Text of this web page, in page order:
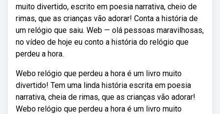
muito divertido, escrito em poesia narrativa, cheio de
rimas, que as crianças vão adorar! Conta a história de
um relógio que saiu. Web — olá pessoas maravilhosas,
no vídeo de hoje eu conto a história do relógio que
perdeu a hora.
Webo relógio que perdeu a hora é um livro muito
divertido! Tem uma linda história escrita em poesia
narrativa, cheia de rimas, que as crianças vão adorar!
Webo relógio que perdeu a hora é um livro muito